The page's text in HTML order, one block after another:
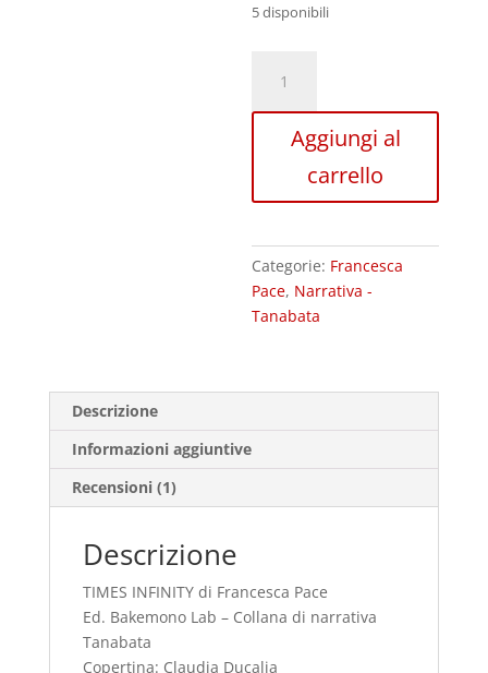
5 disponibili
INFINITYdi
Francesca
Aggiungi al
carrello
Categorie: Francesca
Pace, Narrativa -
Tanabata
Descrizione
Informazioni aggiuntive
Recensioni (1)
Descrizione
TIMES INFINITY di Francesca Pace
Ed. Bakemono Lab – Collana di narrativa
Tanabata
Copertina: Claudia Ducalia